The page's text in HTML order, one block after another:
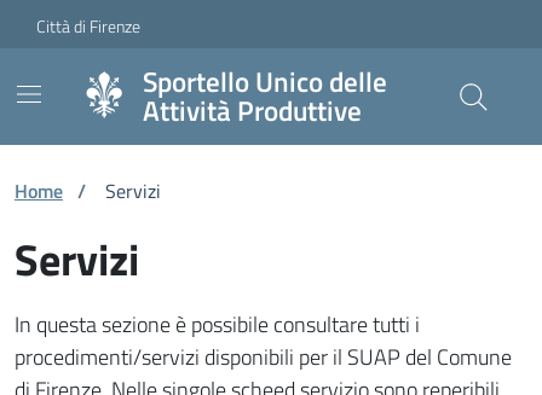
Skip to Main Content
Vai ai contenuti
Vai al footer
Città di Firenze
Sportello Unico delle
Attività Produttive
Home / Servizi
Servizi
In questa sezione è possibile consultare tutti i
procedimenti/servizi disponibili per il SUAP del Comune